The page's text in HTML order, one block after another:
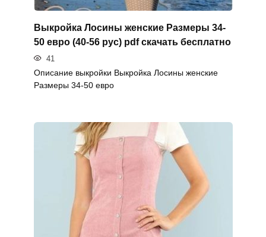
Выкройка Лосины женские Размеры 34-
50 евро (40-56 рус) pdf скачать бесплатно
41
Описание выкройки Выкройка Лосины женские
Размеры 34-50 евро